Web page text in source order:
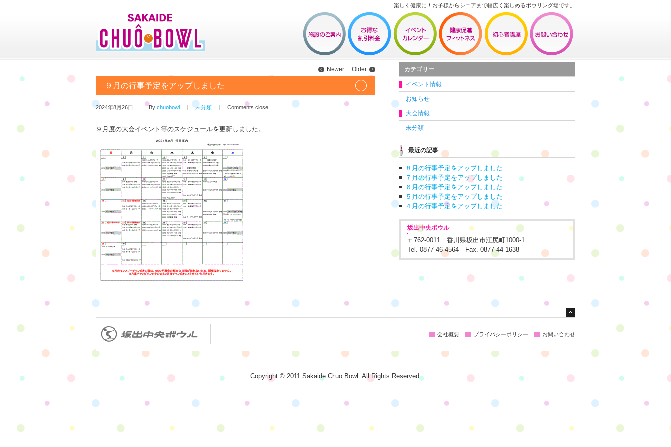
楽しく健康に！お子様からシニアまで幅広く楽しめるボウリング場です。
Newer Older
９月の行事予定をアップしました
2024年8月26日 By chuobowl 未分類 Comments close
９月度の大会イベント等のスケジュールを更新しました。
カテゴリー
イベント情報
お知らせ
大会情報
未分類
最近の記事
８月の行事予定をアップしました
７月の行事予定をアップしました
６月の行事予定をアップしました
５月の行事予定をアップしました
４月の行事予定をアップしました
坂出中央ボウル
〒762-0011 香川県坂出市江尻町1000-1
Tel. 0877-46-4564 Fax. 0877-44-1638
会社概要 プライバシーポリシー お問い合わせ
Copyright © 2011 Sakaide Chuo Bowl. All Rights Reserved.